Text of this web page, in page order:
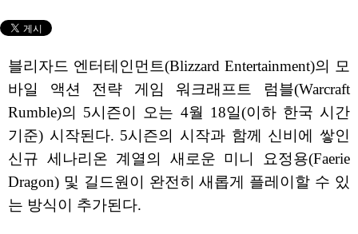
블리자드 엔터테인먼트(Blizzard Entertainment)의 모
바일 액션 전략 게임 워크래프트 럼블(Warcraft
Rumble)의 5시즌이 오는 4월 18일(이하 한국 시간
기준) 시작된다. 5시즌의 시작과 함께 신비에 쌓인
신규 세나리온 계열의 새로운 미니 요정용(Faerie
Dragon) 및 길드원이 완전히 새롭게 플레이할 수 있
는 방식이 추가된다.